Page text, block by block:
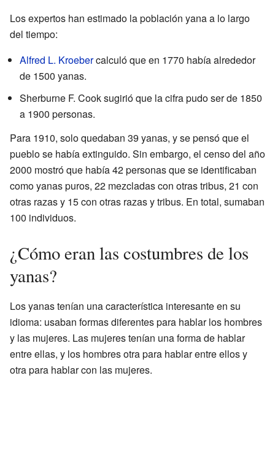
Los expertos han estimado la población yana a lo largo
del tiempo:
Alfred L. Kroebercalculó que en 1770 había alrededor
de 1500 yanas.
Sherburne F. Cook sugirió que la cifra pudo ser de 1850
a 1900 personas.
Para 1910, solo quedaban 39 yanas, y se pensó que el
pueblo se había extinguido. Sin embargo, el censo del año
2000 mostró que había 42 personas que se identificaban
como yanas puros, 22 mezcladas con otras tribus, 21 con
otras razas y 15 con otras razas y tribus. En total, sumaban
100 individuos.
¿Cómo eran las costumbres de los
yanas?
Los yanas tenían una característica interesante en su
idioma: usaban formas diferentes para hablar los hombres
y las mujeres. Las mujeres tenían una forma de hablar
entre ellas, y los hombres otra para hablar entre ellos y
otra para hablar con las mujeres.